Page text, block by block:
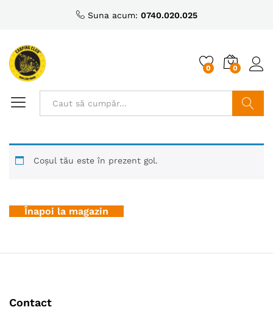
Suna acum: 0740.020.025
0 0
Coșul tău este în prezent gol.
Înapoi la magazin
Contact